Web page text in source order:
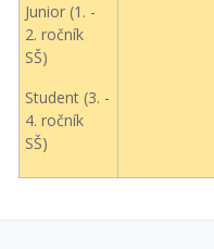
Junior (1. -
2. ročník
SŠ)
Student (3. -
4. ročník
SŠ)